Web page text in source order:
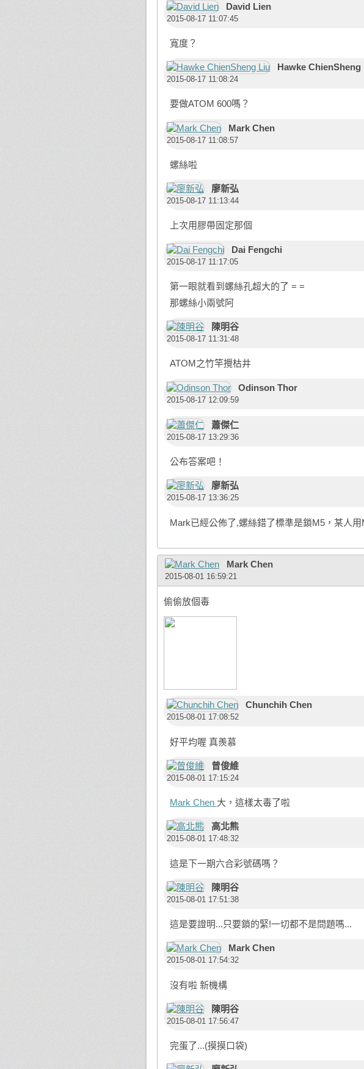
David Lien
2015-08-17 11:07:45
寬度？
Hawke ChienSheng
2015-08-17 11:08:24
要做ATOM 600嗎？
Mark Chen
2015-08-17 11:08:57
螺絲啦
廖新弘
2015-08-17 11:13:44
上次用膠帶固定那個
Dai Fengchi
2015-08-17 11:17:05
第一眼就看到螺絲孔超大的了 = =
那螺絲小兩號阿
陳明谷
2015-08-17 11:31:48
ATOM之竹竿攪枯井
Odinson Thor
2015-08-17 12:09:59
蕭傑仁
2015-08-17 13:29:36
公布答案吧！
廖新弘
2015-08-17 13:36:25
Mark已經公佈了,螺絲錯了標準是鎖M5，某人用
Mark Chen
2015-08-01 16:59:21
偷偷放個毒
Chunchih Chen
2015-08-01 17:08:52
好平均喔 真羨慕
曾俊維
2015-08-01 17:15:24
Mark Chen 大，這樣太毒了啦
高北熊
2015-08-01 17:48:32
這是下一期六合彩號碼嗎？
陳明谷
2015-08-01 17:51:38
這是要證明...只要鎖的緊!一切都不是問題嗎...
Mark Chen
2015-08-01 17:54:32
沒有啦 新機構
陳明谷
2015-08-01 17:56:47
完蛋了...(摸摸口袋)